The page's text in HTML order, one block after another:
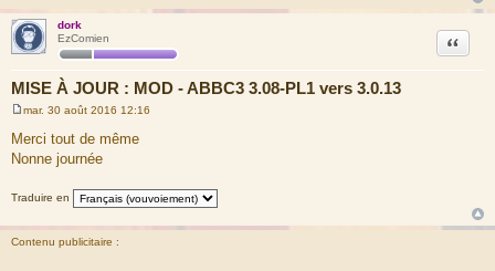
dork
EzComien
MISE À JOUR : MOD - ABBC3 3.08-PL1 vers 3.0.13
Citation
s
s
e
mar. 30 août 2016 12:16
Merci tout de même
Nonne journée
Traduire en
Contenu publicitaire :